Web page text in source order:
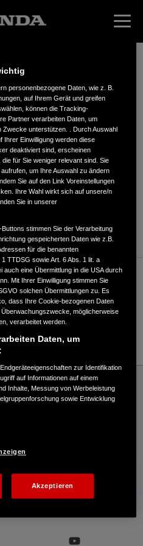
REITER
Deutschland Offizielle Website | The
personenbezogene Daten, wie z. B.
auf Ihrem Gerät und greifen
können die Tracking-
Partner verarbeiten Daten, um
Zwecke unterstützen. . Durch Auswahl
Ihrer Einwilligung werden diese
deaktiviert sind, erscheinen
für Sie weniger relevant sind. Sie
um Ihre Auswahl zu ändern
Sie auf den Link Voreinstellungen
Ihre Wahl wirkt sich auf unsere/n
Sie in unserer
stimmen Sie der Verarbeitung
gespeicherten Daten wie z.B.
für die benannten
TTDSG sowie Art. 6 Abs. 1 lit. a
auch eine Übermittlung in die USA durch
Mit Ihrer Einwilligung stimmen Sie
solchen Übermittlungen zu. Es
dass Ihre Cookie-bezogenen Daten
möglicherweise
verarbeitet werden.
Daten, um
zur Identifikation
auf Informationen auf einem
Inhalte, Messung von Werbeleistung
sowie Entwicklung
Akzeptieren